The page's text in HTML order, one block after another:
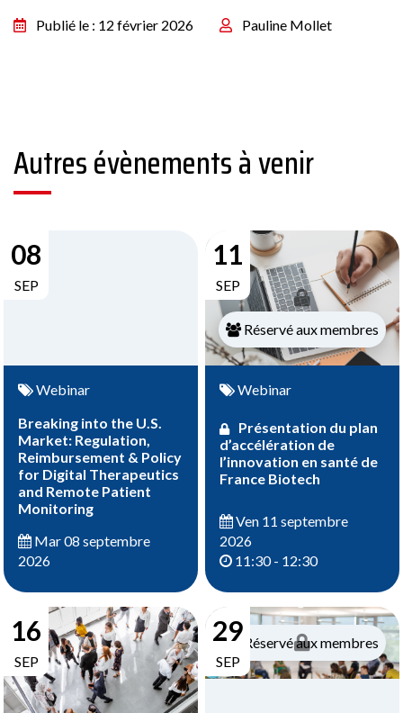
Publié le : 12 février 2026 Pauline Mollet
Autres évènements à venir
08
SEP
Webinar
Breaking into the U.S.
Market: Regulation,
Reimbursement & Policy
for Digital Therapeutics
and Remote Patient
Monitoring
Mar 08 septembre
2026
11
SEP
Réservé aux membres
Webinar
Présentation du plan
d’accélération de
l’innovation en santé de
France Biotech
Ven 11 septembre
2026
11:30 - 12:30
16
SEP
29
SEP
Réservé aux membres